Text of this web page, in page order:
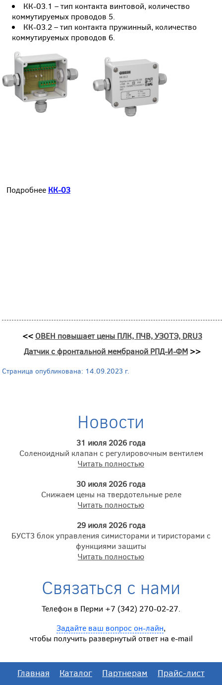
КК-03.1 – тип контакта винтовой, количество
коммутируемых проводов 5.
КК-03.2 – тип контакта пружинный, количество
коммутируемых проводов 6.
Подробнее КК-03
<< ОВЕН повышает цены ПЛК, ПЧВ, УЗОТЭ, DRU3
Датчик с фронтальной мембраной РПД-И-ФМ>>
Страница опубликована: 14.09.2023 г.
Новости
31 июля 2026 года
Соленоидный клапан с регулировочным вентилем
Читать полностью
30 июля 2026 года
Снижаем цены на твердотельные реле
Читать полностью
29 июля 2026 года
БУСТ3 блок управления симисторами и тиристорами с
функциями защиты
Читать полностью
Связаться с нами
Телефон в Перми +7 (342) 270-02-27.
Задайте ваш вопрос он-лайн,
чтобы получить развернутый ответ на e-mail
Главная Каталог Партнерам
Прайс-лист